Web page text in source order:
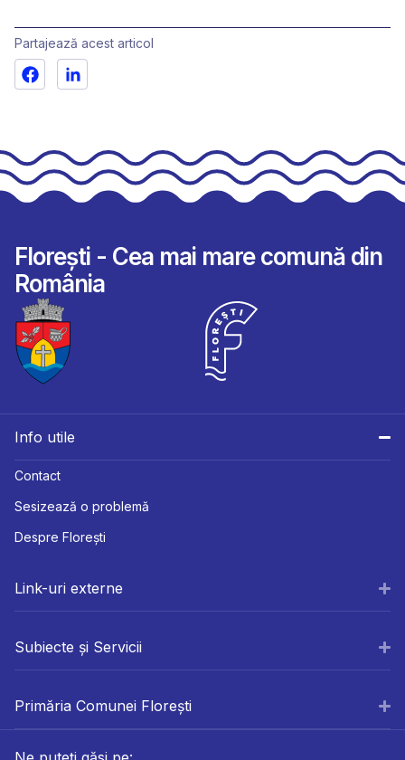
Partajează acest articol
Florești - Cea mai mare comună din
România
Info utile
Contact
Sesizează o problemă
Despre Florești
Link-uri externe
Subiecte și Servicii
Primăria Comunei Florești